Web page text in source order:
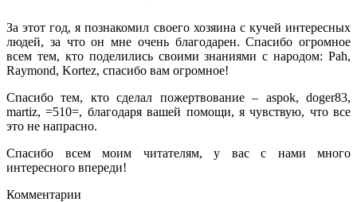
За этот год, я познакомил своего хозяина с кучей интересных
людей, за что он мне очень благодарен. Спасибо огромное
всем тем, кто поделились своими знаниями с народом: Pah,
Raymond, Kortez, спасибо вам огромное!
Спасибо тем, кто сделал пожертвование – aspok, doger83,
martiz, =510=, благодаря вашей помощи, я чувствую, что все
это не напрасно.
Спасибо всем моим читателям, у вас с нами много
интересного впереди!
Комментарии